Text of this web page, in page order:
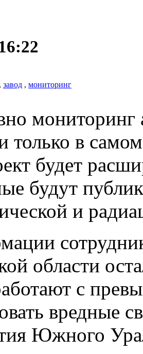
, завод , мониторинг
мониторинг
только в
будет
будут
и
области
с
вредные
Южного